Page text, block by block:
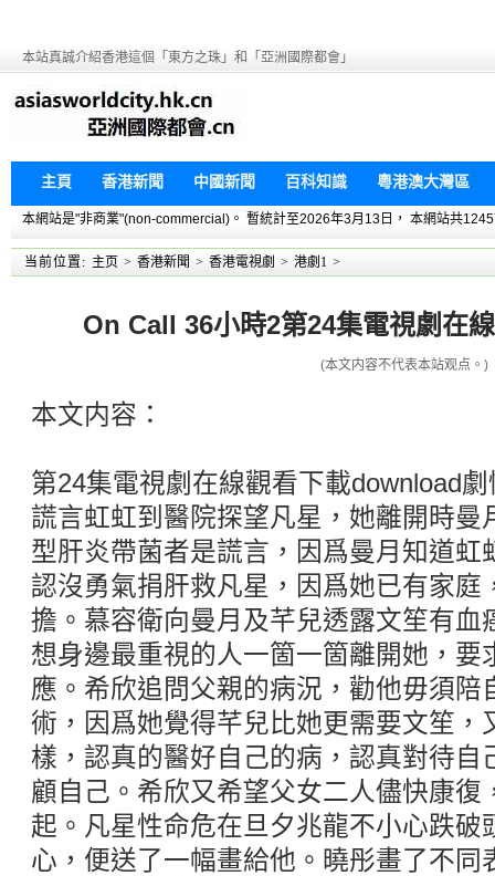
本站真誠介紹香港這個「東方之珠」和「亞洲國際都會」
主頁 香港新聞 中國新聞 百科知識 粵港澳大灣區
本網站是"非商業"(non-commercial)。 暫統計至2026年3月13日， 本網站共
当前位置: 主页 > 香港新聞 > 香港電視劇 > 港劇1 >
On Call 36小時2第24集電視劇在
(本文内容不代表本站观点。)
本文内容：
第24集電視劇在線觀看下載download
謊言虹虹到醫院探望凡星，她離開時曼
型肝炎帶菌者是謊言，因爲曼月知道虹
認沒勇氣捐肝救凡星，因爲她已有家庭
擔。慕容衛向曼月及芊兒透露文笙有血
想身邊最重視的人一箇一箇離開她，要
應。希欣追問父親的病況，勸他毋須陪
術，因爲她覺得芊兒比她更需要文笙，
樣，認真的醫好自己的病，認真對待自
顧自己。希欣又希望父女二人儘快康復
起。凡星性命危在旦夕兆龍不小心跌破
心，便送了一幅畫給他。曉彤畫了不同